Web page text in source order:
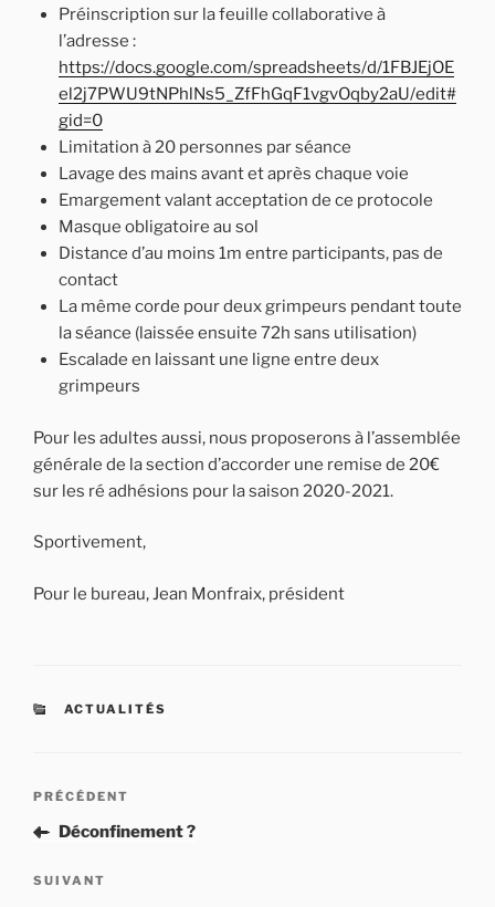
Préinscription sur la feuille collaborative à
l’adresse :
https://docs.google.com/spreadsheets/d/1FBJEjOE
el2j7PWU9tNPhlNs5_ZfFhGqF1vgvOqby2aU/edit#
gid=0
Limitation à 20 personnes par séance
Lavage des mains avant et après chaque voie
Emargement valant acceptation de ce protocole
Masque obligatoire au sol
Distance d’au moins 1m entre participants, pas de
contact
La même corde pour deux grimpeurs pendant toute
la séance (laissée ensuite 72h sans utilisation)
Escalade en laissant une ligne entre deux
grimpeurs
Pour les adultes aussi, nous proposerons à l’assemblée
générale de la section d’accorder une remise de 20€
sur les ré adhésions pour la saison 2020-2021.
Sportivement,
Pour le bureau, Jean Monfraix, président
CATÉGORIES
ACTUALITÉS
Navigation
l’article
Article
précédent
PRÉCÉDENT
Déconfinement ?
Article
SUIVANT